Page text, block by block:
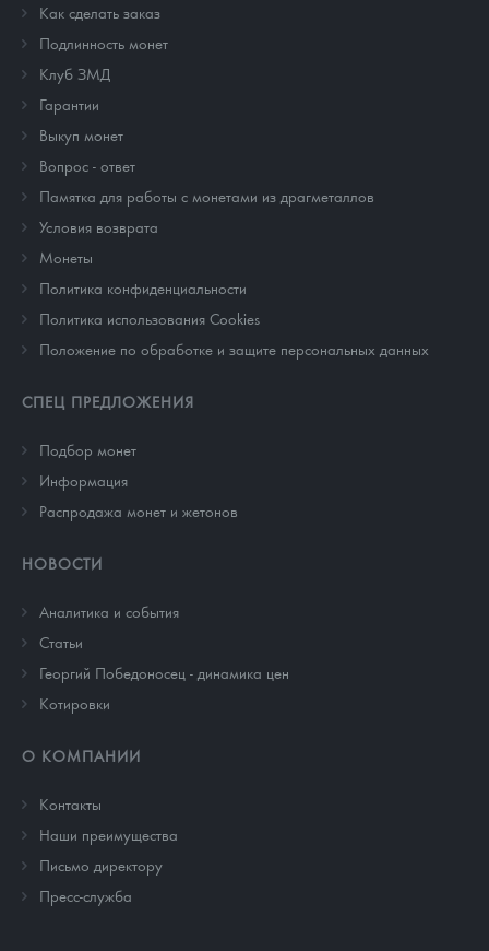
Как сделать заказ
Подлинность монет
Клуб ЗМД
Гарантии
Выкуп монет
Вопрос - ответ
Памятка для работы с монетами из драгметаллов
Условия возврата
Монеты
Политика конфиденциальности
Политика использования Cookies
Положение по обработке и защите персональных данных
СПЕЦ ПРЕДЛОЖЕНИЯ
Подбор монет
Информация
Распродажа монет и жетонов
НОВОСТИ
Аналитика и события
Cтатьи
Георгий Победоносец - динамика цен
Котировки
О КОМПАНИИ
Контакты
Наши преимущества
Письмо директору
Пресс-служба